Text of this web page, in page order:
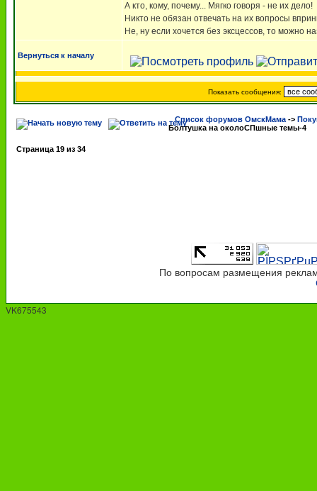
А кто, кому, почему... Мягко говоря - не их дело!
Никто не обязан отвечать на их вопросы
Не, ну если хочется без эксцессов, то можно
Вернуться к началу
Показать сообщения:
Список форумов ОмскМама ->
Болтушка на околоСПшные темы-4
Страница 19 из 34
По вопросам размещения
VK675543